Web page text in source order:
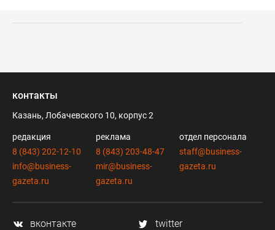
контакты
Казань, Лобачевского 10, корпус 2
редакция
8 (843) 202-12-10
info@business-
gazeta.ru
реклама
8 (843) 203-48-47
mir@business-
gazeta.ru
отдел персонала
staff@business-
gazeta.ru
вконтакте
twitter